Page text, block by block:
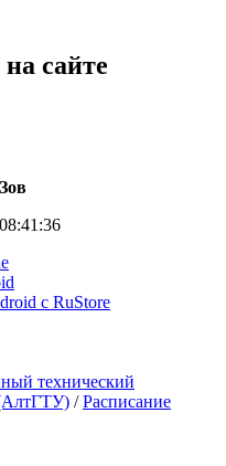
сайте
технический
/Расписание